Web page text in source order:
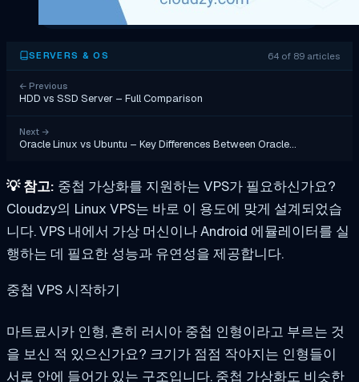
SERVERS & OS 64 of 89 articles
← Previous
HDD vs SSD Server – Full Comparison
Next →
Oracle Linux vs Ubuntu – Key Differences Between Oracle…
💡참고: 중첩 가상화를 지원하는 VPS가 필요하신가요?
Cloudzy의 Linux VPS는 바로 이 용도에 맞게 설계되었습
니다. VPS 내에서 가상 머신이나 Android 에뮬레이터를 실
행하는 데 필요한 성능과 유연성을 제공합니다.
중첩 VPS 시작하기
마트료시카 인형, 흔히 러시아 중첩 인형이라고 부르는 것
을 보신 적 있으신가요? 크기가 점점 작아지는 인형들이
서로 안에 들어가 있는 구조입니다. 중첩 가상화도 비슷한